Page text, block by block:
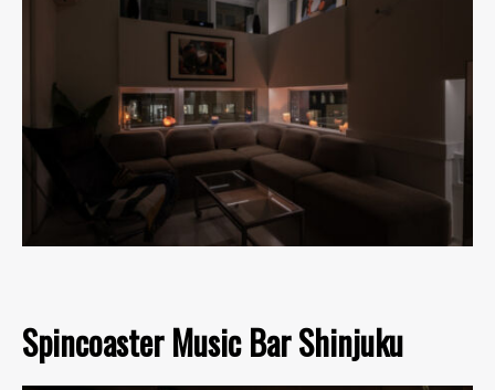
Spincoaster Music Bar Shinjuku